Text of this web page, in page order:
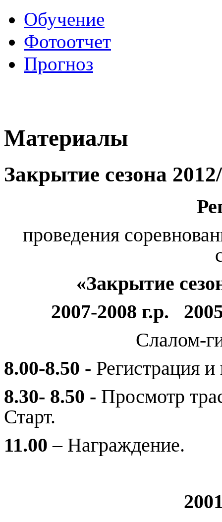
Обучение
Фотоотчет
Прогноз
Материалы
Закрытие сезона
проведения
«Закрытие
2007-2008 г.р.
Слалом-
8.00-8.50 - Регистрация
8.30- 8.50 - Просмотр
Старт.
11.00 – Награждение.